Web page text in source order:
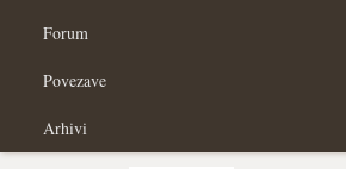
Forum
Povezave
Arhivi